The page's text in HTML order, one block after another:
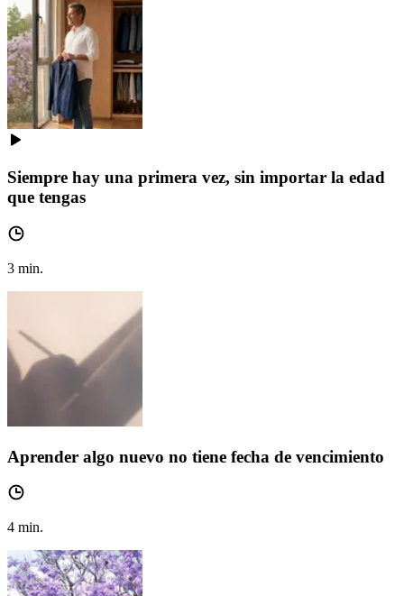
Siempre hay una primera vez, sin importar la edad
que tengas
3 min.
Aprender algo nuevo no tiene fecha de vencimiento
4 min.